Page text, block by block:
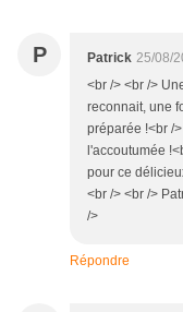
P Patrick 25/08/
<br /> <br />
reconnait, une
préparée !<br /
l'accoutumée
pour ce
<br /> <br />
/>
Répondre